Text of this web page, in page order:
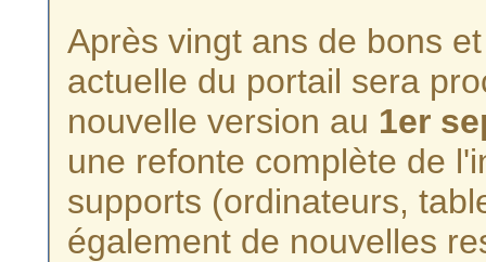
Après vingt ans de bons
actuelle du portail sera
nouvelle version au 1er
une refonte complète de
supports (ordinateurs,
également de nouvelles